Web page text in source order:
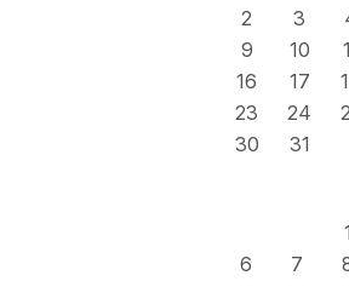
2
3
9
10
16
17
23
24
30
31
1
6
7